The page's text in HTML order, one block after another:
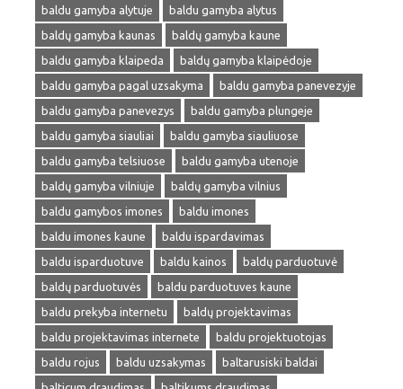
baldu gamyba alytuje
baldu gamyba alytus
baldų gamyba kaunas
baldų gamyba kaune
baldu gamyba klaipeda
baldų gamyba klaipėdoje
baldu gamyba pagal uzsakyma
baldu gamyba panevezyje
baldu gamyba panevezys
baldu gamyba plungeje
baldu gamyba siauliai
baldu gamyba siauliuose
baldu gamyba telsiuose
baldu gamyba utenoje
baldų gamyba vilniuje
baldų gamyba vilnius
baldu gamybos imones
baldu imones
baldu imones kaune
baldu ispardavimas
baldu isparduotuve
baldu kainos
baldų parduotuvė
baldų parduotuvės
baldu parduotuves kaune
baldu prekyba internetu
baldų projektavimas
baldu projektavimas internete
baldu projektuotojas
baldu rojus
baldu uzsakymas
baltarusiski baldai